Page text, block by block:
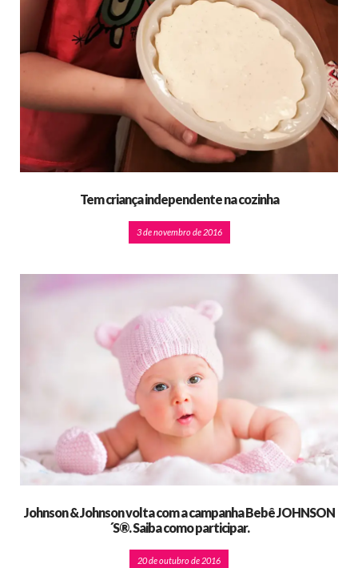
Tem criança independente na cozinha
3 de novembro de 2016
Johnson & Johnson volta com a campanha Bebê JOHNSON
´S®. Saiba como participar.
20 de outubro de 2016